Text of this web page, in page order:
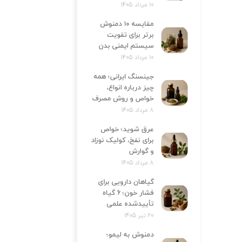
10 مرداد 1405
مقایسه ۱۰ دمنوش
برتر برای تقویت
سیستم ایمنی بدن
10 مرداد 1405
جینسنگ ایرانی؛ همه
چیز درباره انواع،
خواص و روش مصرف
8 مرداد 1405
عرق شوید؛ خواص
برای نفخ، کولیک نوزاد
و گوارش
8 مرداد 1405
گیاهان دارویی برای
فشار خون؛ 6 گیاه
تأییدشده علمی
20 تیر 1405
دمنوش به لیمو؛